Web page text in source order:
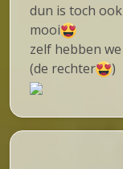
dun is toch
mooi
zelf hebben
(de rechter
)